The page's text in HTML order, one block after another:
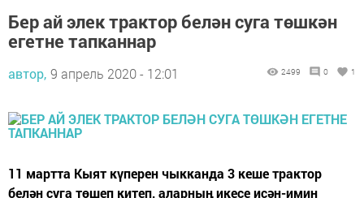
Бер ай элек трактор белән суга төшкән
егетне тапканнар
автор, 9 апрель 2020 - 12:01 2499 0 1
11 мартта Кыят күперен чыкканда 3 кеше трактор
белән суга төшеп китеп, аларның икесе исән-имин